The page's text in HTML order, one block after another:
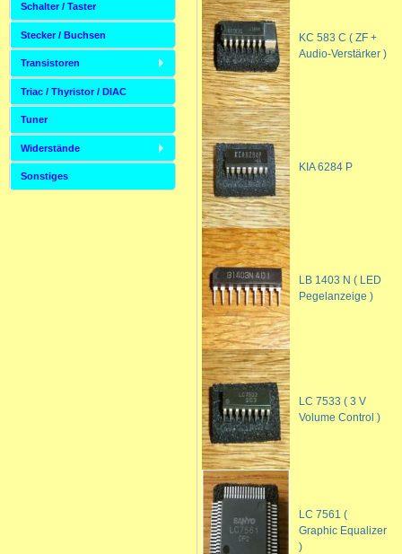
KC 583 C ( ZF +
Audio-Verstärker )
KIA 6284 P
LB 1403 N ( LED
Pegelanzeige )
LC 7533 ( 3 V
Volume Control )
LC 7561 (
Graphic Equalizer
)
Schalter / Taster
Stecker / Buchsen
Transistoren
Triac / Thyristor / DIAC
Tuner
Widerstände
Sonstiges